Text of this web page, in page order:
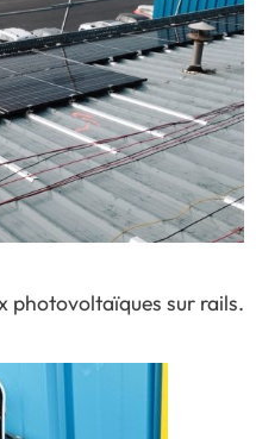
photovoltaïques sur rails.